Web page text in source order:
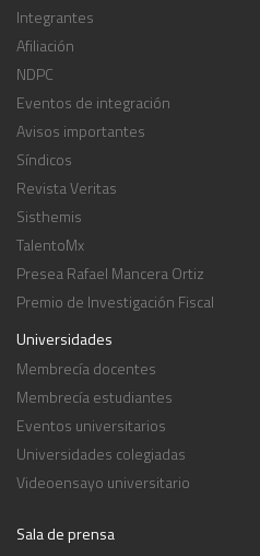
Integrantes
Afiliación
NDPC
Eventos de integración
Avisos importantes
Síndicos
Revista Veritas
Sisthemis
TalentoMx
Presea Rafael Mancera Ortiz
Premio de Investigación Fiscal
Universidades
Membrecía docentes
Membrecía estudiantes
Eventos universitarios
Universidades colegiadas
Videoensayo universitario
Sala de prensa